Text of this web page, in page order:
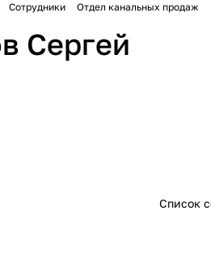
Сотрудники Отдел канальных продаж
Сергей
Список